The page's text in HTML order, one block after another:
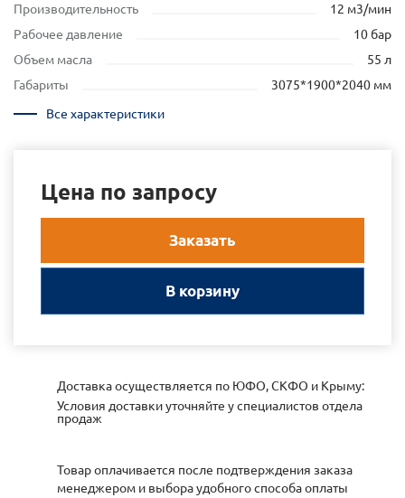
Производительность
12 м3/мин
Рабочее давление
10 бар
Объем масла
55 л
Габариты
3075*1900*2040 мм
Все характеристики
Цена по запросу
Заказать
В корзину
Доставка осуществляется по ЮФО, СКФО и Крыму:
Условия доставки уточняйте у специалистов отдела
продаж
Товар оплачивается после подтверждения заказа
менеджером и выбора удобного способа оплаты